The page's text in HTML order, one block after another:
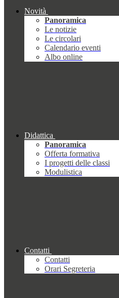
Novità
Panoramica
Le notizie
Le circolari
Calendario eventi
Albo online
Didattica
Panoramica
Offerta formativa
I progetti delle classi
Modulistica
Contatti
Contatti
Orari Segreteria